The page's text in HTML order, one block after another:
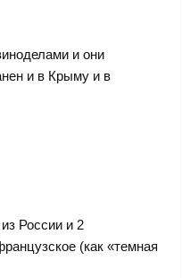
и они
и в Крыму и в
России и 2
(как «темная